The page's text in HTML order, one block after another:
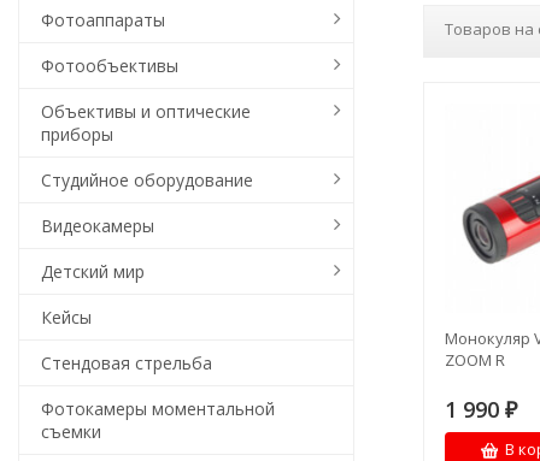
Товаров на
Монокуляр
ZOOM R
1 990 ₽
В
Фотоаппараты
Фотообъективы
Объективы и оптические
приборы
Студийное оборудование
Видеокамеры
Детский мир
Кейсы
Стендовая стрельба
Фотокамеры моментальной
съемки